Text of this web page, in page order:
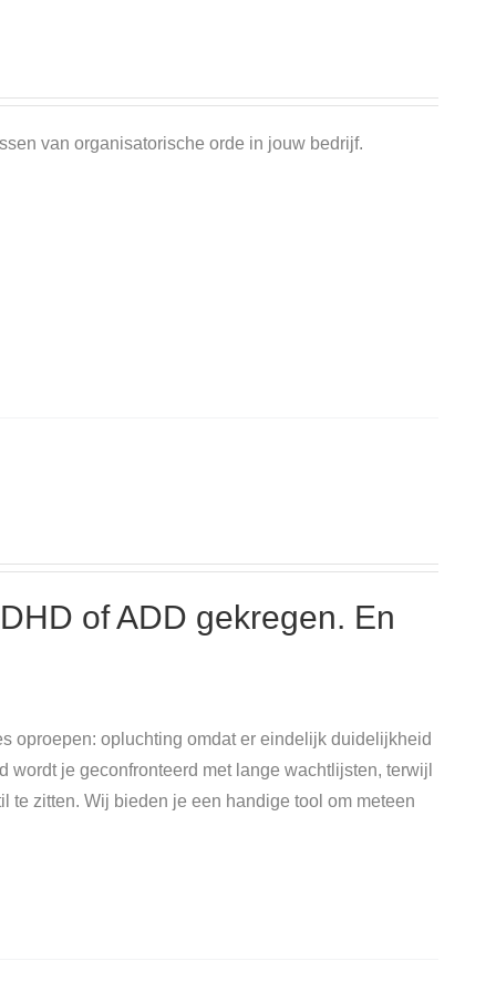
van organisatorische orde in jouw bedrijf.
of ADD gekregen. En
oproepen: opluchting omdat er eindelijk duidelijkheid
je geconfronteerd met lange wachtlijsten, terwijl
zitten. Wij bieden je een handige tool om meteen